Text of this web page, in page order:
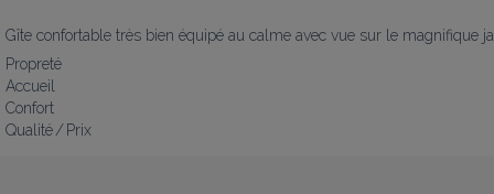
Gîte confortable très bien équipé au calme avec vue sur le magnifique
Propreté
Accueil
Confort
Qualité / Prix